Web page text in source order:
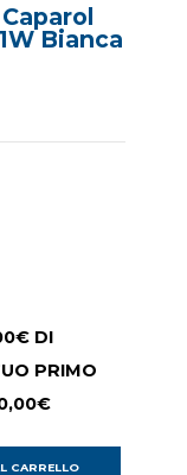
Bianca
DI
PRIMO
CARRELLO